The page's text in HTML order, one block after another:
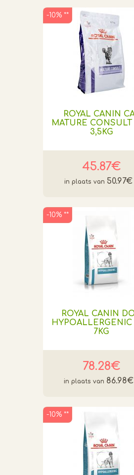
ROYAL CANIN
MATURE CONSULT
3,5KG
45.87€
50.97€
-10% **
ROYAL CANIN
HYPOALLERGENIC
7KG
78.28€
86.98€
-10% **
-10% **